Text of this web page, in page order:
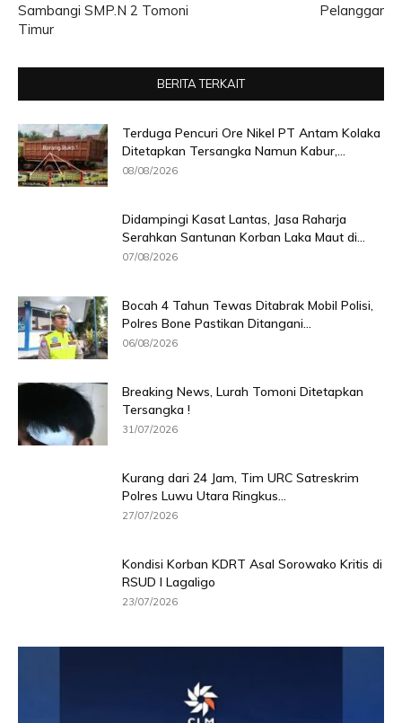
Sambangi SMP.N 2 Tomoni
Timur
Pelanggar
BERITA TERKAIT
Terduga Pencuri Ore Nikel PT Antam Kolaka
Ditetapkan Tersangka Namun Kabur,...
08/08/2026
Didampingi Kasat Lantas, Jasa Raharja
Serahkan Santunan Korban Laka Maut di...
07/08/2026
Bocah 4 Tahun Tewas Ditabrak Mobil Polisi,
Polres Bone Pastikan Ditangani...
06/08/2026
Breaking News, Lurah Tomoni Ditetapkan
Tersangka !
31/07/2026
Kurang dari 24 Jam, Tim URC Satreskrim
Polres Luwu Utara Ringkus...
27/07/2026
Kondisi Korban KDRT Asal Sorowako Kritis di
RSUD I Lagaligo
23/07/2026